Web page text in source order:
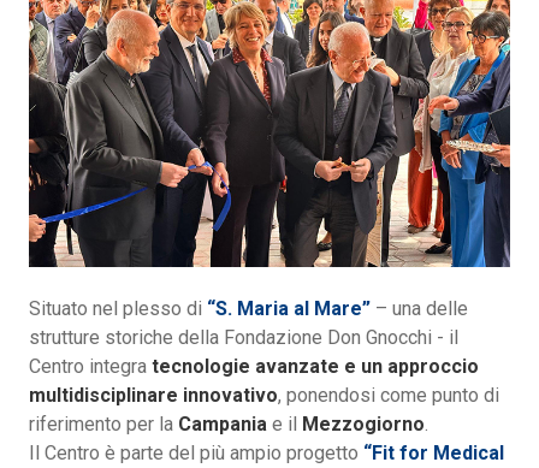
Situato nel plesso di “S. Maria al Mare” – una delle
strutture storiche della Fondazione Don Gnocchi - il
Centro integra tecnologie avanzate e un approccio
multidisciplinare innovativo, ponendosi come punto di
riferimento per la Campania e il Mezzogiorno
Il Centro è parte del più ampio progetto “Fit for Medical